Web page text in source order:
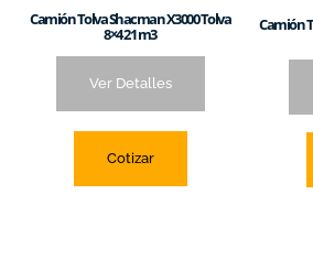
Camión Tolva Shacman X3000 Tolva
8×4 21 m3
Ver Detalles
Cotizar
Camión